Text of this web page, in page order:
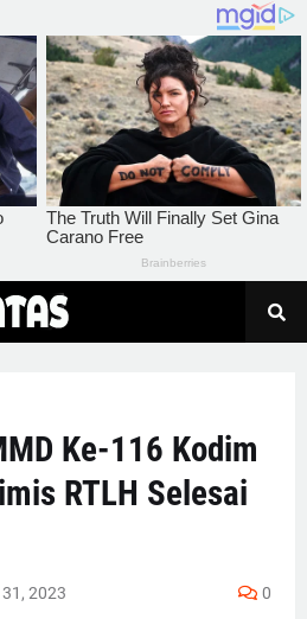
Ke-116 Kodim
RTLH Selesai
31, 2023 0